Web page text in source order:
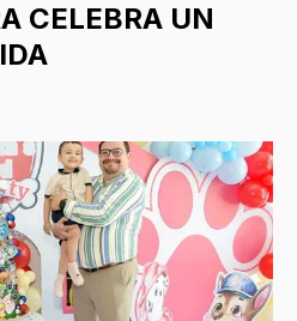
CELEBRA UN